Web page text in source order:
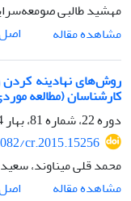
مهشید طالبی
مشاهده مقاله
روش‌های نهادینه کردن
کارشناسان (مطالعه
دوره 22، شماره 81، بهار 1394، صفحه
cr.2015.15256
محمد قلی میناوند،
مشاهده مقاله